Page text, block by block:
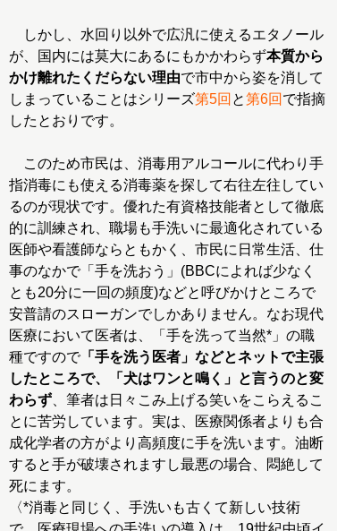
しかし、水回り以外で広汎に使えるエタノール
が、国内には莫大にあるにもかかわらず本質から
かけ離れたくだらない理由で市中から姿を消して
しまっていることはシリーズ第5回 と第6回 で指摘
したとおりです。
このため市民は、消毒用アルコールに代わり手
指消毒にも使える消毒薬を探して右往左往してい
るのが現状です。優れた有資格技能者として徹底
的に訓練され、職場も手洗いに最適化されている
医師や看護師ならともかく、市民に日常生活、仕
事のなかで「手を洗おう」(BBCによれば少なく
とも20分に一回の頻度)などと呼びかけところで
安普請のスローガンでしかありません。なお現代
医療において医者は、「手を洗って当然*」の職
種ですので「手を洗う医者」などとネットで主張
したところで、「犬はワンと鳴く」と言うのと変
わらず 、筆者は日々こみ上げる笑いをこらえるこ
とに苦労しています。実は、医療関係者よりも合
成化学者の方がより高頻度に手を洗います。油断
すると手が破壊されますし最悪の場合、悶絶して
死にます。
〈*消毒と同じく、手洗いも古くて新しい技術